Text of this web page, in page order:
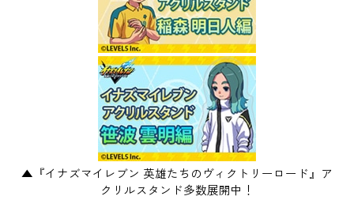
▲『イナズマイレブン 英雄たちのヴィクトリーロード』ア
クリルスタンド多数展開中！